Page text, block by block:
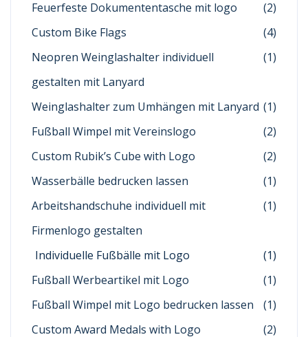
Feuerfeste Dokumententasche mit logo
(2)
Custom Bike Flags
(4)
Neopren Weinglashalter individuell
gestalten mit Lanyard
(1)
Weinglashalter zum Umhängen mit Lanyard (1)
Fußball Wimpel mit Vereinslogo
(2)
Custom Rubik’s Cube with Logo
(2)
Wasserbälle bedrucken lassen
(1)
Arbeitshandschuhe individuell mit
Firmenlogo gestalten
(1)
Individuelle Fußbälle mit Logo
(1)
Fußball Werbeartikel mit Logo
(1)
Fußball Wimpel mit Logo bedrucken lassen
(1)
Custom Award Medals with Logo
(2)